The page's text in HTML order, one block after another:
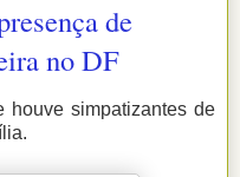
de
no DF
houve simpatizantes de